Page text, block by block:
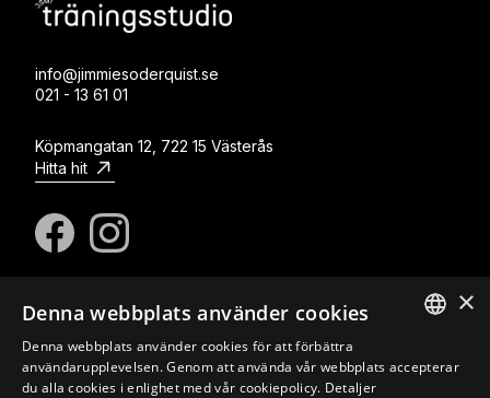
info@jimmiesoderquist.se
021 - 13 61 01
Köpmangatan 12, 722 15 Västerås
Hitta hit
© Copyright Jimmie Söderquist Massage & Träning
SWEDISH
×
Denna webbplats använder cookies
Denna webbplats använder cookies för att förbättra
användarupplevelsen. Genom att använda vår webbplats accepterar
du alla cookies i enlighet med vår cookiepolicy. Detaljer